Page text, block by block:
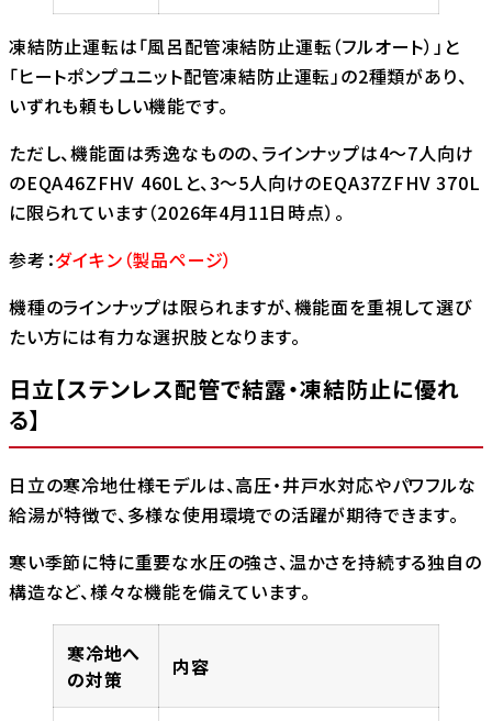
凍結防止運転は「風呂配管凍結防止運転（フルオート）」と
「ヒートポンプユニット配管凍結防止運転」の2種類があり、
いずれも頼もしい機能です。
ただし、機能面は秀逸なものの、ラインナップは4〜7人向け
のEQA46ZFHV 460Lと、3〜5人向けのEQA37ZFHV 370L
に限られています（2026年4月11日時点）。
参考：ダイキン（製品ページ）
機種のラインナップは限られますが、機能面を重視して選び
たい方には有力な選択肢となります。
日立【ステンレス配管で結露・凍結防止に優れ
る】
日立の寒冷地仕様モデルは、高圧・井戸水対応やパワフルな
給湯が特徴で、多様な使用環境での活躍が期待できます。
寒い季節に特に重要な水圧の強さ、温かさを持続する独自の
構造など、様々な機能を備えています。
寒冷地へ
の対策
内容